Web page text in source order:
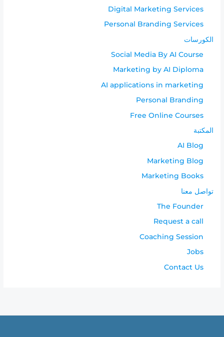
Digital Marketing Services
Personal Branding Services
الكورسات
Social Media By AI Course
Marketing by AI Diploma
AI applications in marketing
Personal Branding
Free Online Courses
المكتبة
AI Blog
Marketing Blog
Marketing Books
تواصل معنا
The Founder
Request a call
Coaching Session
Jobs
Contact Us